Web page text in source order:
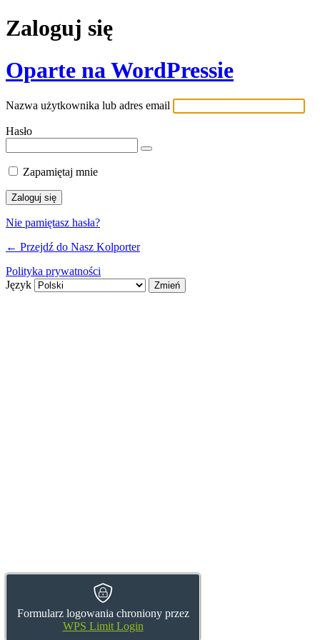
Zaloguj się
Oparte na WordPressie
Nazwa użytkownika lub adres email
Hasło
Formularz logowania chroniony przez
WPS Limit Login
Zapamiętaj mnie
Nie pamiętasz hasła?
← Przejdź do Nasz Kolporter
Polityka prywatności
Język